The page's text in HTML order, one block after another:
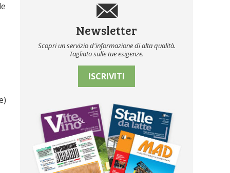
Newsletter
Scopri un servizio d'informazione di alta qualità.
Tagliato sulle tue esigenze.
ISCRIVITI